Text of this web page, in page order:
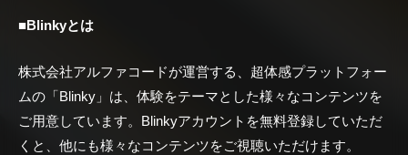
■Blinkyとは
株式会社アルファコードが運営する、超体感プラットフォー
ムの「Blinky」は、体験をテーマとした様々なコンテンツを
ご用意しています。Blinkyアカウントを無料登録していただ
くと、他にも様々なコンテンツをご視聴いただけます。